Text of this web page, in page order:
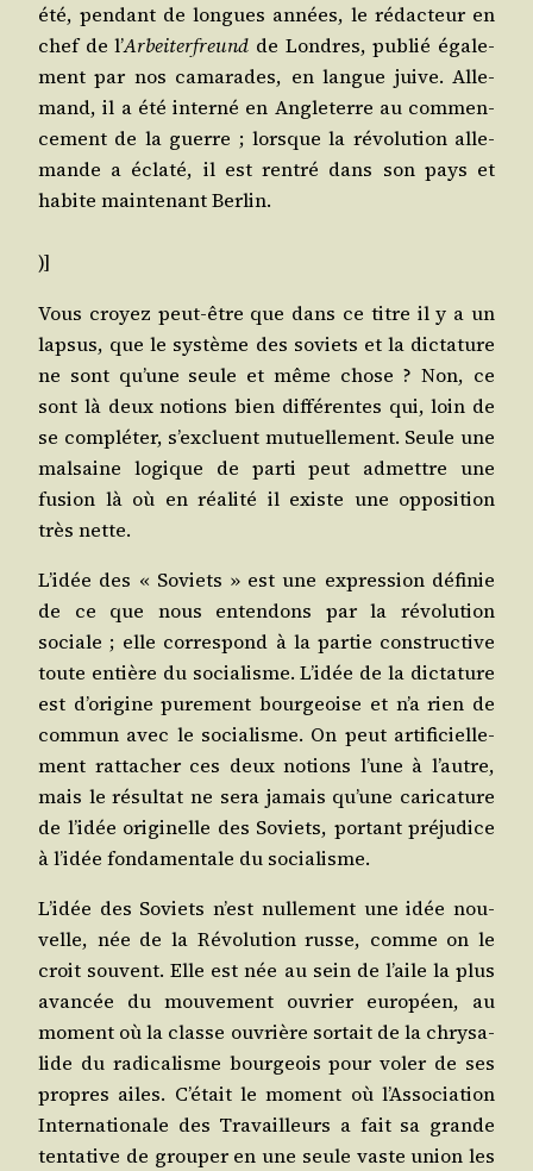
été, pen­dant de longues années, le rédac­teur en
chef de l’Arbei­ter­freund de Londres, publié éga­le­
ment par nos cama­rades, en langue juive. Alle­
mand, il a été inter­né en Angle­terre au com­men­
ce­ment de la guerre ; lorsque la révo­lu­tion alle­
mande a écla­té, il est ren­tré dans son pays et
habite main­te­nant Berlin.
)]
Vous croyez peut-être que dans ce titre il y a un
lap­sus, que le sys­tème des soviets et la dic­ta­ture
ne sont qu’une seule et même chose ? Non, ce
sont là deux notions bien dif­fé­rentes qui, loin de
se com­plé­ter, s’excluent mutuel­le­ment. Seule une
mal­saine logique de par­ti peut admettre une
fusion là où en réa­li­té il existe une oppo­si­tion
très nette.
L’idée des « Soviets » est une expres­sion défi­nie
de ce que nous enten­dons par la révo­lu­tion
sociale ; elle cor­res­pond à la par­tie construc­tive
toute entière du socia­lisme. L’idée de la dic­ta­ture
est d’origine pure­ment bour­geoise et n’a rien de
com­mun avec le socia­lisme. On peut arti­fi­ciel­le­
ment rat­ta­cher ces deux notions l’une à l’autre,
mais le résul­tat ne sera jamais qu’une cari­ca­ture
de l’idée ori­gi­nelle des Soviets, por­tant pré­ju­dice
à l’idée fon­da­men­tale du socialisme.
L’idée des Soviets n’est nul­le­ment une idée nou­
velle, née de la Révo­lu­tion russe, comme on le
croit sou­vent. Elle est née au sein de l’aile la plus
avan­cée du mou­ve­ment ouvrier euro­péen, au
moment où la classe ouvrière sor­tait de la chry­sa­
lide du radi­ca­lisme bour­geois pour voler de ses
propres ailes. C’était le moment où l’Association
Inter­na­tio­nale des Tra­vailleurs a fait sa grande
ten­ta­tive de grou­per en une seule vaste union les